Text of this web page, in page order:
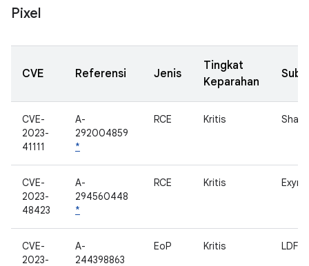
Pixel
CVE Referensi Jenis
Tingkat
Keparahan
CVE-
2023-
41111
A-
292004859
*
RCE Kritis
CVE-
2023-
48423
A-
294560448
*
RCE Kritis
CVE-
2023-
A-
244398863
EoP Kritis LDFW